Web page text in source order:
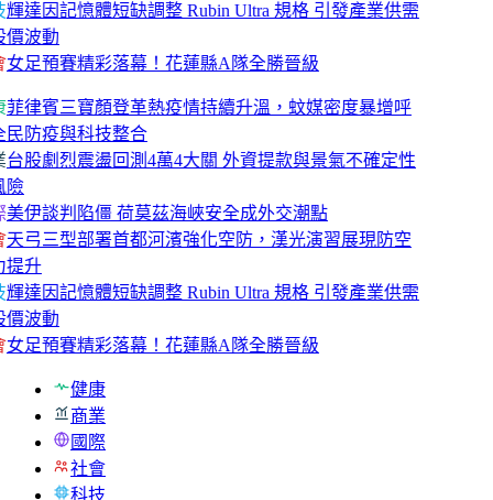
輝達因記憶體短缺調整 Rubin Ultra 規格 引發產業供需
價波動
女足預賽精彩落幕！花蓮縣A隊全勝晉級
菲律賓三寶顏登革熱疫情持續升溫，蚊媒密度暴增呼
民防疫與科技整合
台股劇烈震盪回測4萬4大關 外資提款與景氣不確定性
險
美伊談判陷僵 荷莫茲海峽安全成外交潮點
天弓三型部署首都河濱強化空防，漢光演習展現防空
提升
輝達因記憶體短缺調整 Rubin Ultra 規格 引發產業供需
價波動
女足預賽精彩落幕！花蓮縣A隊全勝晉級
健康
商業
國際
社會
科技